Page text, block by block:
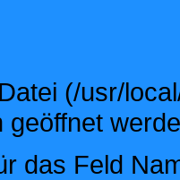
(/usr/
geöffnet
das Feld